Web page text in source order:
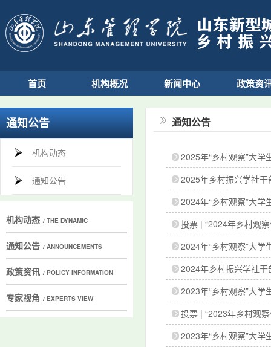
首页 机构概况 新闻中心 政策资
通知公告
机构动态
通知公告
机构动态 / THE DYNAMIC
通知公告 / ANNOUNCEMENTS
政策资讯 / POLICY INFORMATION
专家视角 / EXPERTS VIEW
通知公告
2025年“乡村观察”大学
2025年乡村振兴学社
2024年“乡村观察”大
投票 | “2024年乡村观
2024年“乡村观察”大学
2024年乡村振兴学社
2023年“乡村观察”大
投票 | “2023年乡村观
2023年“乡村观察”大学